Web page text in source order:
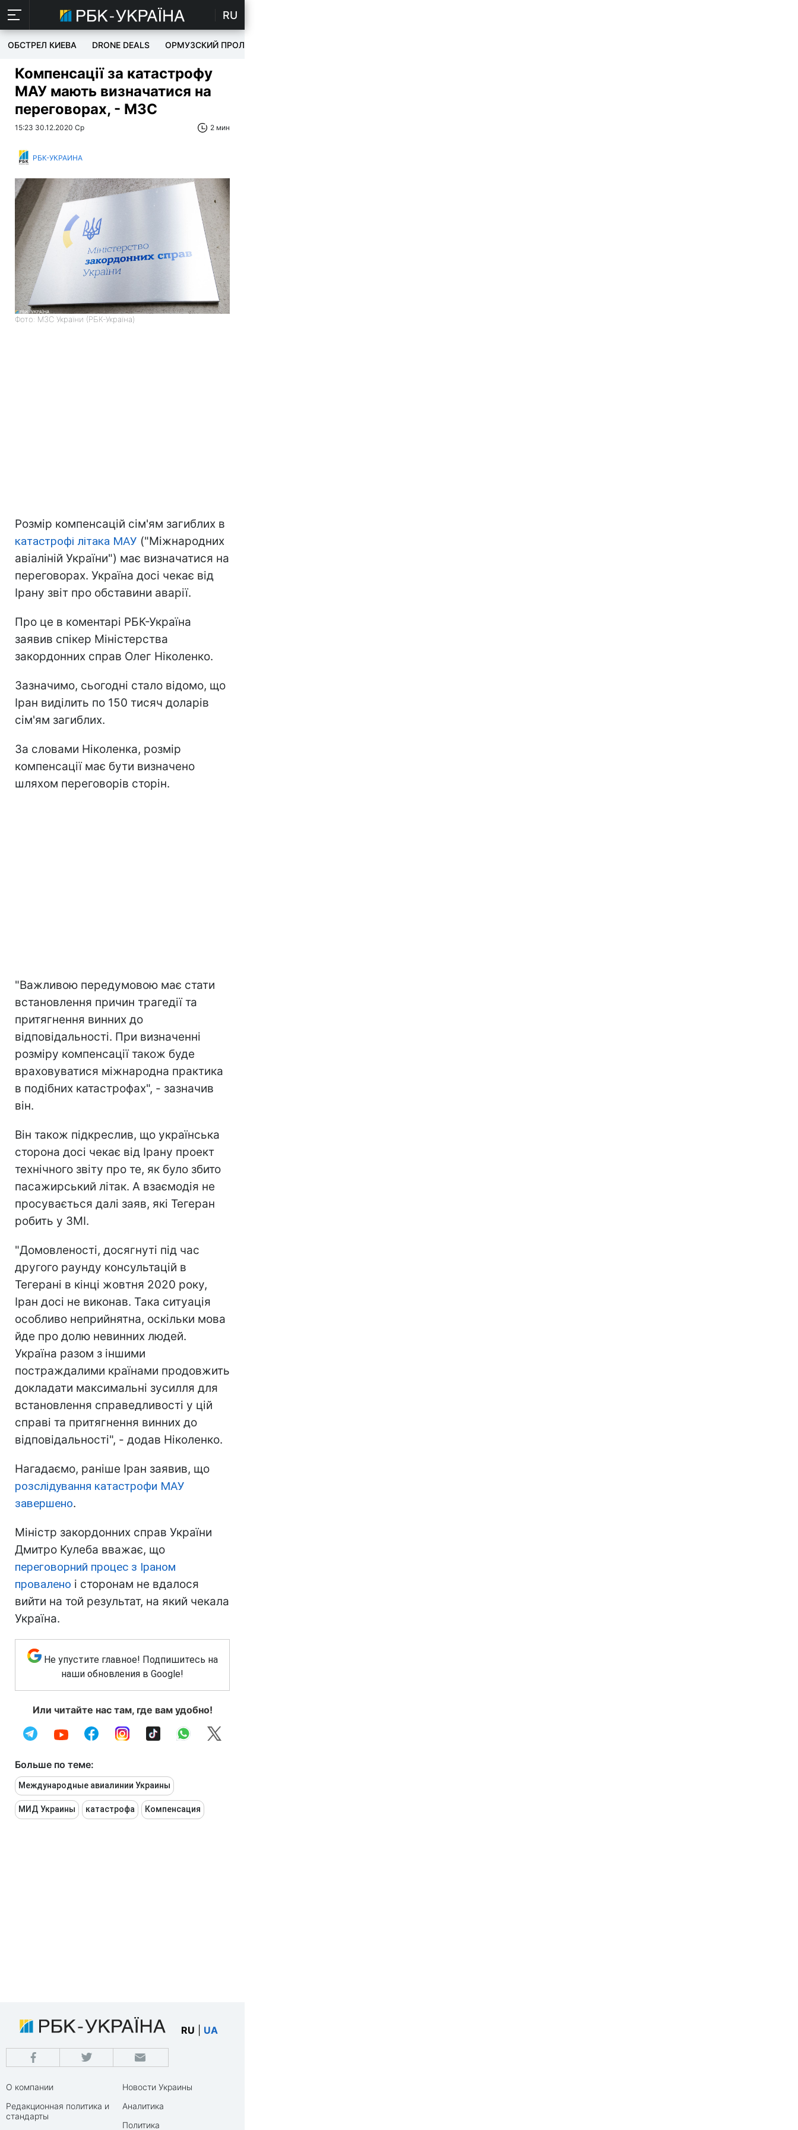
RU
ОБСТРЕЛ КИЕВА DRONE DEALS ОРМУЗСКИЙ ПРОЛИВ
Компенсації за катастрофу
МАУ мають визначатися на
переговорах, - МЗС
15:23 30.12.2020 Ср 2 мин
РБК-УКРАИНА
Фото: МЗС України (РБК-Україна)
Розмір компенсацій сім'ям загиблих в
катастрофі літака МАУ ("Міжнародних
авіаліній України") має визначатися на
переговорах. Україна досі чекає від
Ірану звіт про обставини аварії.
Про це в коментарі РБК-Україна
заявив спікер Міністерства
закордонних справ Олег Ніколенко.
Зазначимо, сьогодні стало відомо, що
Іран виділить по 150 тисяч доларів
сім'ям загиблих.
За словами Ніколенка, розмір
компенсації має бути визначено
шляхом переговорів сторін.
"Важливою передумовою має стати
встановлення причин трагедії та
притягнення винних до
відповідальності. При визначенні
розміру компенсації також буде
враховуватися міжнародна практика
в подібних катастрофах", - зазначив
він.
Він також підкреслив, що українська
сторона досі чекає від Ірану проект
технічного звіту про те, як було збито
пасажирський літак. А взаємодія не
просувається далі заяв, які Тегеран
робить у ЗМІ.
"Домовленості, досягнуті під час
другого раунду консультацій в
Тегерані в кінці жовтня 2020 року,
Іран досі не виконав. Така ситуація
особливо неприйнятна, оскільки мова
йде про долю невинних людей.
Україна разом з іншими
постраждалими країнами продовжить
докладати максимальні зусилля для
встановлення справедливості у цій
справі та притягнення винних до
відповідальності", - додав Ніколенко.
Нагадаємо, раніше Іран заявив, що
розслідування катастрофи МАУ
завершено.
Міністр закордонних справ України
Дмитро Кулеба вважає, що
переговорний процес з Іраном
провалено і сторонам не вдалося
вийти на той результат, на який чекала
Україна.
Не упустите главное! Подпишитесь на
наши обновления в Google!
Или читайте нас там, где вам удобно!
Больше по теме:
Международные авиалинии Украины
МИД Украины катастрофа Компенсация
RU UA
О компании
Редакционная политика и
стандарты
Новости Украины
Аналитика
Политика